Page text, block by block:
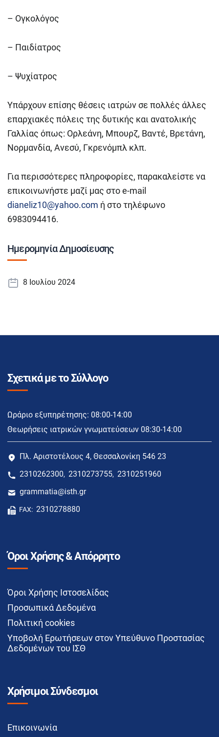
– Ογκολόγος
– Παιδίατρος
– Ψυχίατρος
Υπάρχουν επίσης θέσεις ιατρών σε πολλές άλλες
επαρχιακές πόλεις της δυτικής και ανατολικής
Γαλλίας όπως: Ορλεάνη, Μπουρζ, Βαντέ, Βρετάνη,
Νορμανδία, Ανεσύ, Γκρενόμπλ κλπ.
Για περισσότερες πληροφορίες, παρακαλείστε να
επικοινωνήστε μαζί μας στο e-mail
dianeliz10@yahoo.com ή στο τηλέφωνο
6983094416.
Ημερομηνία Δημοσίευσης
8 Ιουλίου 2024
Σχετικά με το Σύλλογο
Ωράριο εξυπηρέτησης: 08:00-14:00
Θεωρήσεις ιατρικών γνωματεύσεων 08:30-14:00
Πλ. Αριστοτέλους 4, Θεσσαλονίκη 546 23
2310262300, 2310273755, 2310251960
grammatia@isth.gr
FAX: 2310278880
Όροι Χρήσης & Απόρρητο
Όροι Χρήσης Ιστοσελίδας
Προσωπικά Δεδομένα
Πολιτική cookies
Υποβολή Ερωτήσεων στον Υπεύθυνο Προστασίας
Δεδομένων του ΙΣΘ
Χρήσιμοι Σύνδεσμοι
Επικοινωνία